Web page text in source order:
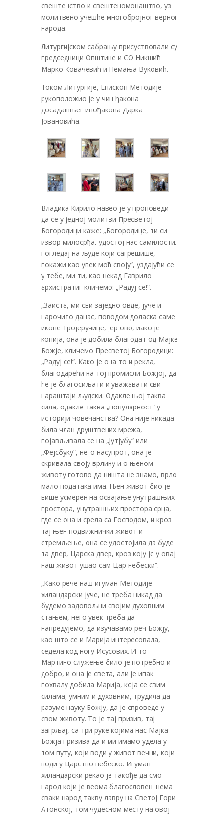
свештенство и свештеномонаштво, уз
молитвено учешће многобројног верног
народа.
Литургијском сабрању присуствовали су
председници Општине и СО Никшић
Марко Ковачевић и Немања Вуковић.
Током Литургије, Епископ Методије
рукоположио је у чин ђакона
досадашњег ипођакона Дарка
Јовановића.
Владика Кирило навео је у проповеди
да се у једној молитви Пресветој
Богородици каже: „Богородице, ти си
извор милосрђа, удостој нас самилости,
погледај на људе који сагрешише,
покажи као увек моћ своју“, уздајући се
у тебе, ми ти, као некад Гаврило
архистратиг кличемо: „Радуј се!“.
„Заиста, ми сви заједно овде, јуче и
нарочито данас, поводом доласка саме
иконе Тројеручице, јер ово, иако је
копија, она је добила благодат од Мајке
Божје, кличемо Пресветој Богородици:
„Радуј се!“. Како је она то и рекла,
благодарећи на тој промисли Божјој, да
ће је благосиљати и уважавати сви
нараштаји људски. Одакле њој таква
сила, одакле таква „популарност“ у
историји човечанства? Она није никада
била члан друштвених мрежа,
појављивала се на „Јутјубу“ или
„Фејсбуку“, него насупрот, она је
скривала своју врлину и о њеном
животу готово да ништа не знамо, врло
мало података има. Њен живот био је
више усмерен на освајање унутрашњих
простора, унутрашњих простора срца,
где се она и срела са Господом, и кроз
тај њен подвижнички живот и
стремљење, она се удостојила да буде
та двер, Царска двер, кроз коју је у овај
наш живот ушао сам Цар небески“.
„Како рече наш игуман Методије
хиландарски јуче, не треба никад да
будемо задовољни својим духовним
стањем, него увек треба да
напредујемо, да изучавамо реч Божју,
као што се и Марија интересовала,
седела код ногу Исусових. И то
Мартино служење било је потребно и
добро, и она је света, али је ипак
похвалу добила Марија, која се свим
силама, умним и духовним, трудила да
разуме науку Божју, да је спроведе у
свом животу. То је тај призив, тај
загрљај, са три руке којима нас Мајка
Божја призива да и ми имамо удела у
том путу, који води у живот вечни, који
води у Царство небеско. Игуман
хиландарски рекао је такође да смо
народ који је веома благословен; нема
сваки народ такву лавру на Светој Гори
Атонској, том чудесном месту на овој